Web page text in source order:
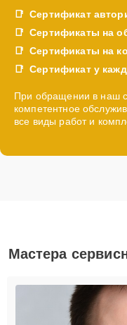
Сертификат
Сертификаты на
Сертификаты на
Сертификат у
При обращении в наш
компетентное
все виды работ и
Мастера